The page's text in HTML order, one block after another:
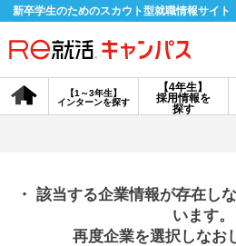
新卒学生のためのスカウト型就職情報サイト
【4年生】
採用情報を
探す
【1～3年生】
インターンを探す
会員登録
探す
・ 該当する企業情報が存在し
います。
再度企業を選択しなお